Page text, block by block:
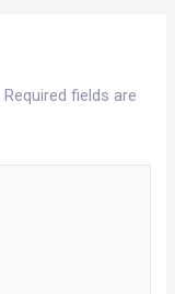
Required fields are